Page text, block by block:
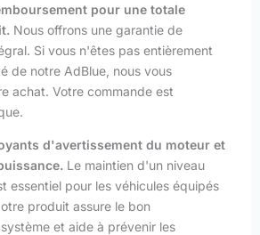
pour une totale
Nous offrons une garantie de
Si vous n'êtes pas entièrement
de notre AdBlue, nous vous
achat. Votre commande est
d'avertissement du moteur et
Le maintien d'un niveau
essentiel pour les véhicules équipés
produit assure le bon
et aide à prévenir les